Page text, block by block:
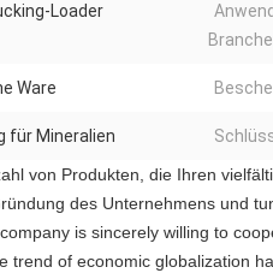
Loader
Ware
für Mineralien
von Produkten, die Ihren
des Unternehmens und
is sincerely willing to
trend of economic globalization